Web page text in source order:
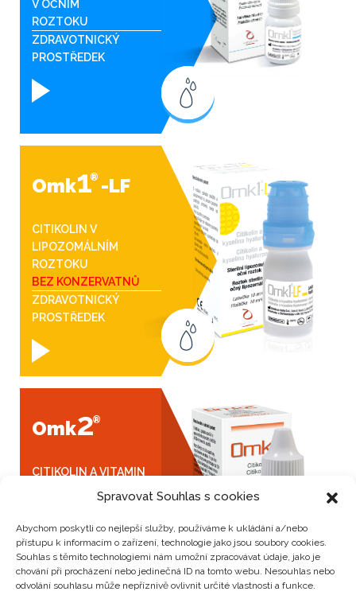
Spravovat Souhlas s cookies
Abychom poskytli co nejlepší služby, používáme k ukládání a/nebo
přístupu k informacím o zařízení, technologie jako jsou soubory cookies.
Souhlas s těmito technologiemi nám umožní zpracovávat údaje, jako je
chování při procházení nebo jedinečná ID na tomto webu. Nesouhlas nebo
odvolání souhlasu může nepříznivě ovlivnit určité vlastnosti a funkce.
V OČNÍM
ROZTOKU
ZDRAVOTNICKÝ
PROSTŘEDEK
Omk1® -LF
CITIKOLIN V
LIPOZOMÁLNÍM
ROZTOKU
BEZ KONZERVATNŮ
ZDRAVOTNICKÝ
PROSTŘEDEK
Omk2®
CITIKOLIN A VITAMIN
B12 V OČNÍM ROZTOKU
PROSTŘEDEK